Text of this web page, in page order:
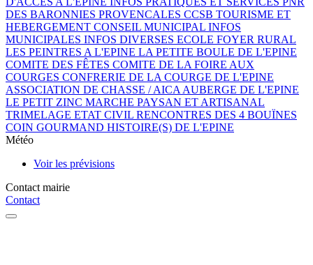
DES BARONNIES PROVENCALES CCSB TOURISME ET
HEBERGEMENT CONSEIL MUNICIPAL INFOS
MUNICIPALES INFOS DIVERSES ECOLE FOYER RURAL
LES PEINTRES A L'EPINE LA PETITE BOULE DE L'EPINE
COMITE DES FÊTES COMITE DE LA FOIRE AUX
COURGES CONFRERIE DE LA COURGE DE L'EPINE
ASSOCIATION DE CHASSE / AICA AUBERGE DE L'EPINE
LE PETIT ZINC MARCHE PAYSAN ET ARTISANAL
TRIMELAGE ETAT CIVIL RENCONTRES DES 4 BOUÏNES
COIN GOURMAND HISTOIRE(S) DE L'EPINE
Météo
Voir les prévisions
Contact mairie
Contact